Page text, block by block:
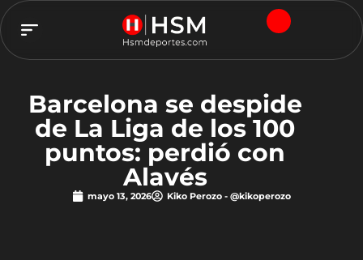
Barcelona se despide
de La Liga de los 100
puntos: perdió con
Alavés
mayo 13, 2026 Kiko Perozo - @kikoperozo